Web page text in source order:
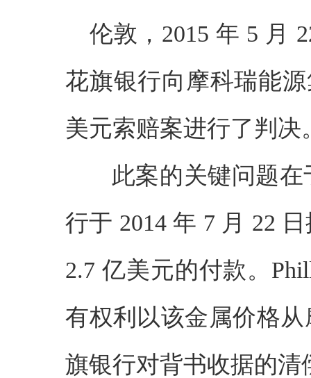
伦敦，2015 年 5 月
花旗银行向摩科瑞能
美元索赔案进行了判
此案的关键问题在
行于 2014 年 7 月 22
2.7 亿美元的付款。
有权利以该金属价格
旗银行对背书收据的